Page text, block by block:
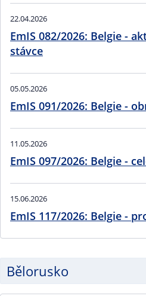
22.04.2026
EmIS 082/2026: Belgie -
stávce
05.05.2026
EmIS 091/2026: Belgie -
11.05.2026
EmIS 097/2026: Belgie -
15.06.2026
EmIS 117/2026: Belgie -
Bělorusko